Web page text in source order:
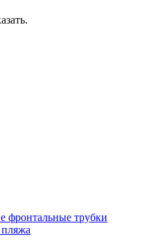
фронтальные трубки